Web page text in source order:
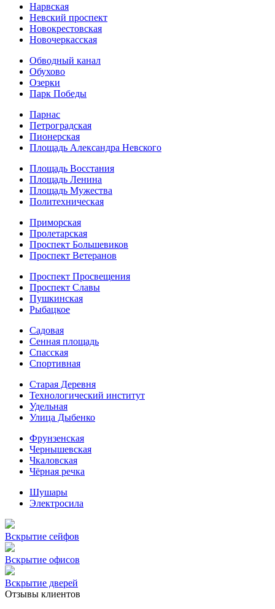
Нарвская
Невский проспект
Новокрестовская
Новочеркасская
Обводный канал
Обухово
Озерки
Парк Победы
Парнас
Петроградская
Пионерская
Площадь Александра Невского
Площадь Восстания
Площадь Ленина
Площадь Мужества
Политехническая
Приморская
Пролетарская
Проспект Большевиков
Проспект Ветеранов
Проспект Просвещения
Проспект Славы
Пушкинская
Рыбацкое
Садовая
Сенная площадь
Спасская
Спортивная
Старая Деревня
Технологический институт
Удельная
Улица Дыбенко
Фрунзенская
Чернышевская
Чкаловская
Чёрная речка
Шушары
Электросила
Вскрытие сейфов
Вскрытие офисов
Вскрытие дверей
Отзывы клиентов